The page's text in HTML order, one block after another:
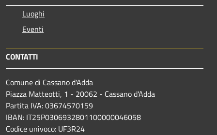
Luoghi
Eventi
CONTATTI
Comune di Cassano d'Adda
Piazza Matteotti, 1 - 20062 - Cassano d'Adda
Partita IVA: 03674570159
IBAN: IT25P0306932801100000046058
Codice univoco: UF3R24